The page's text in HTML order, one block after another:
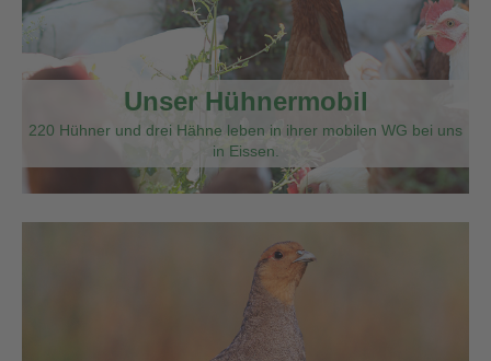
Unser Hühnermobil
220 Hühner und drei Hähne leben in ihrer mobilen WG bei uns
in Eissen.